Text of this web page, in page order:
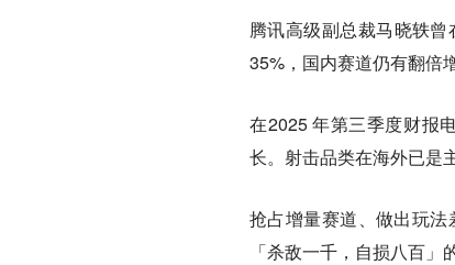
腾讯高级副总裁马晓轶
35%，国内赛道仍有翻倍
在2025 年第三季度财报
长。射击品类在海外已是
抢占增量赛道、做出玩
「杀敌一千，自损八百」